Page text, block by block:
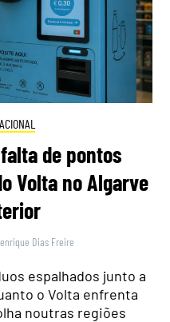
de pontos
Volta no Algarve
Dias Freire
espalhados junto a
o Volta enfrenta
noutras regiões